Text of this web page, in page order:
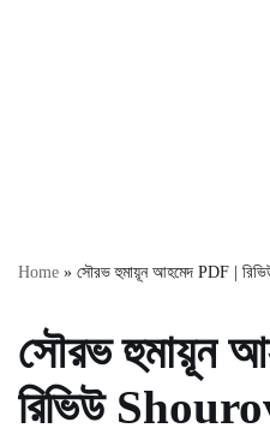
Home » সৌরভ হুমায়ূন আহমেদ PDF |
সৌরভ হুমায়ূন
রিভিউ